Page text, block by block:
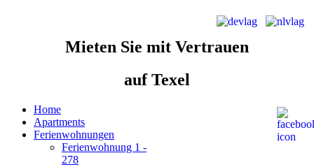
Mieten Sie mit Vertrauen
auf Texel
Home
Apartments
Ferienwohnungen
Ferienwohnung 1 -
278